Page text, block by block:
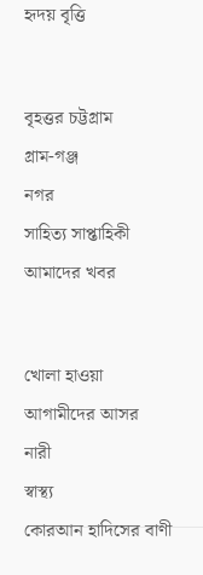
হৃদয় বৃত্তি
বৃহত্তর চট্টগ্রাম
গ্রাম-গঞ্জ
নগর
সাহিত্য সাপ্তাহিকী
আমাদের খবর
খোলা হাওয়া
আগামীদের আসর
নারী
স্বাস্থ্য
কোরআন হাদিসের বাণী